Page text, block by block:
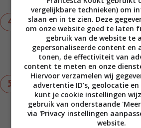
Flip de kwarten witlof op de
sprenkel de dressing er
vuur wat lager en dek de pan af
of aluminiumfolie. Laat nog 5 -
tot de witlof beetgaar is.
Serveer de gegrilde witlof op
garneer met wat extra
snufje zwarte peper.
vergelijkbare technieken) om
slaan en in te zien. Deze
om onze website goed te laten
gebruik van de website te
gepersonaliseerde content en
tonen, de effectiviteit van
content te meten en onze
Hiervoor verzamelen wij
advertentie ID’s, geolocatie
kunt je cookie instellingen
gebruik van onderstaande
via 'Privacy instellingen
website.